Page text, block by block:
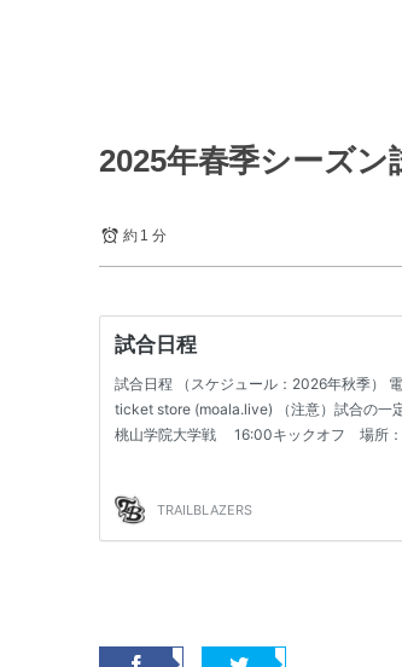
2025年春季シーズン
約 1 分